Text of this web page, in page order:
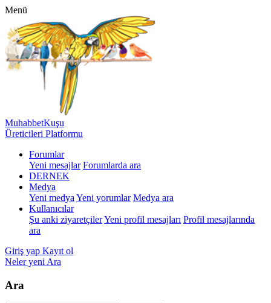
Menü
MuhabbetKuşu
Üreticileri Platformu
Forumlar
Yeni mesajlar Forumlarda ara
DERNEK
Medya
Yeni medya Yeni yorumlar Medya ara
Kullanıcılar
Şu anki ziyaretçilerYeni profil mesajları Profil mesajlarında
ara
Giriş yap Kayıt ol
Neler yeni Ara
Ara